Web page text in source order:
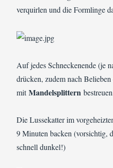
verquirlen und die Formlinge
Auf jedes Schneckenende (je
drücken, zudem nach
mitMandelsplittern
Die Lussekatter im
9 Minuten backen (vorsichtig,
schnell dunkel!)